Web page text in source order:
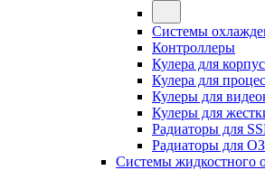
Системы
Контроллеры
Кулера для
Кулера для
Кулеры для
Кулеры для
Радиаторы для
Радиаторы для
Системы жидкостного